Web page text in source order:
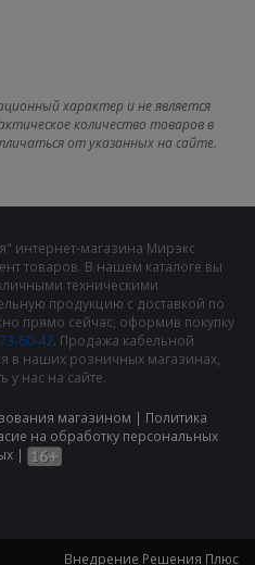
характер и не является
количество товаров в
от указанных на сайте.
интернет-магазина Мирэкс
товаров. В нашем каталоге вы
техническими
продукцию с доставкой по
прямо сейчас, оформив покупку
60-42. Продажа кабельной
в наших розничных магазинах,
у нас на сайте.
магазином | Политика
на обработку персональных
|
Внедрение Решения Плюс